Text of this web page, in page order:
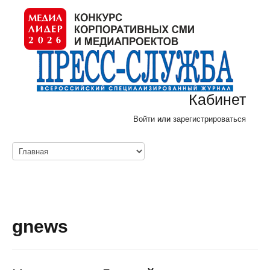
Кабинет
Войти или зарегистрироваться
gnews